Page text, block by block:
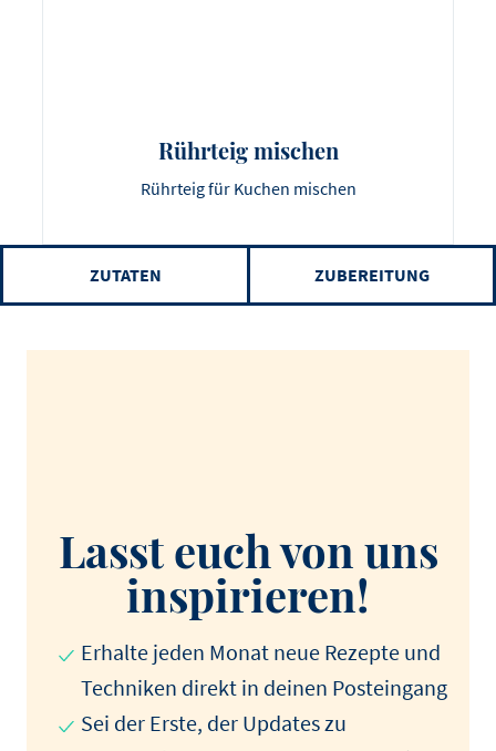
Rührteig mischen
Rührteig für Kuchen mischen
ZUTATEN ZUBEREITUNG
Lasst euch von uns
inspirieren!
Erhalte jeden Monat neue Rezepte und
Techniken direkt in deinen Posteingang
Sei der Erste, der Updates zu